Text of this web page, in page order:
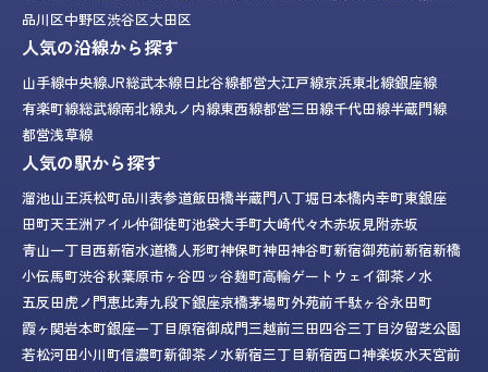
品川区中野区渋谷区大田区
人気の沿線から探す
山手線中央線JR総武本線日比谷線都営大江戸線京浜東北線銀座線
有楽町線総武線南北線丸ノ内線東西線都営三田線千代田線半蔵門線
都営浅草線
人気の駅から探す
溜池山王浜松町品川表参道飯田橋半蔵門八丁堀日本橋内幸町東銀座
田町天王洲アイル仲御徒町池袋大手町大崎代々木赤坂見附赤坂
青山一丁目西新宿水道橋人形町神保町神田神谷町新宿御苑前新宿新橋
小伝馬町渋谷秋葉原市ヶ谷四ッ谷麹町高輪ゲートウェイ御茶ノ水
五反田虎ノ門恵比寿九段下銀座京橋茅場町外苑前千駄ヶ谷永田町
霞ヶ関岩本町銀座一丁目原宿御成門三越前三田四谷三丁目汐留芝公園
若松河田小川町信濃町新御茶ノ水新宿三丁目新宿西口神楽坂水天宮前